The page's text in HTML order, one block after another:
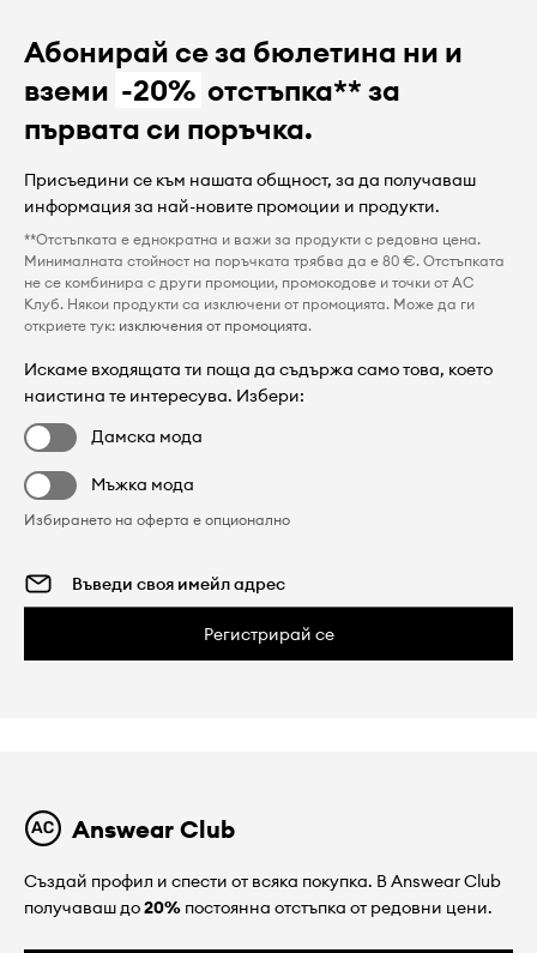
Абонирай се за бюлетина ни и
вземи -20% отстъпка** за
първата си поръчка.
Присъедини се към нашата общност, за да получаваш
информация за най-новите промоции и продукти.
**Отстъпката е еднократна и важи за продукти с редовна цена.
Минималната стойност на поръчката трябва да е 80 €. Отстъпката
не се комбинира с други промоции, промокодове и точки от AC
Клуб. Някои продукти са изключени от промоцията. Може да ги
откриете тук: изключения от промоцията.
Искаме входящата ти поща да съдържа само това, което
наистина те интересува. Избери:
Дамска мода
Мъжка мода
Избирането на оферта е опционално
Регистрирай се
Answear Club
Създай профил и спести от всяка покупка. В Answear Club
получаваш до20% постоянна отстъпка от редовни цени.